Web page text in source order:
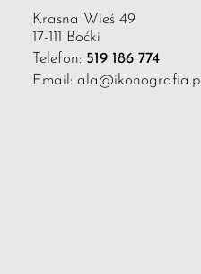
Krasna Wieś 49
17-111 Boćki
Telefon: 519 186 774
Email: ala@ikonografia.pl